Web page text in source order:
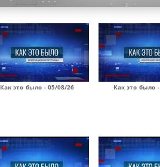
Как это было - 05/08/26 Как это было